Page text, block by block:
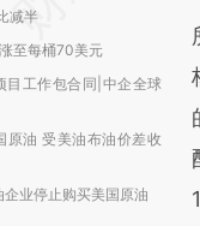
减半
至每桶70美元
目工作包合同|中企全球
原油 受美油布油价差收
业停止购买美国原油